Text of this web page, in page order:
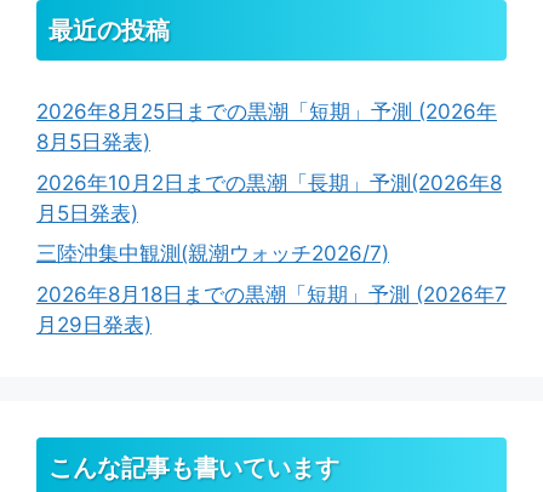
最近の投稿
2026年8月25日までの黒潮「短期」予測 (2026年
8月5日発表)
2026年10月2日までの黒潮「長期」予測(2026年8
月5日発表)
三陸沖集中観測(親潮ウォッチ2026/7)
2026年8月18日までの黒潮「短期」予測 (2026年7
月29日発表)
こんな記事も書いています